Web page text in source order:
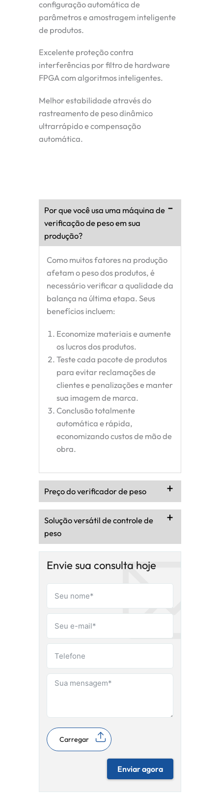
configuração automática de
parâmetros e amostragem inteligente
de produtos.
Excelente proteção contra
interferências por filtro de hardware
FPGA com algoritmos inteligentes.
Melhor estabilidade através do
rastreamento de peso dinâmico
ultrarrápido e compensação
automática.
Por que você usa uma máquina de
verificação de peso em sua
produção?
Como muitos fatores na produção
afetam o peso dos produtos, é
necessário verificar a qualidade da
balança na última etapa. Seus
benefícios incluem:
Economize materiais e aumente
os lucros dos produtos.
Teste cada pacote de produtos
para evitar reclamações de
clientes e penalizações e manter
sua imagem de marca.
Conclusão totalmente
automática e rápida,
economizando custos de mão de
obra.
Preço do verificador de peso
Solução versátil de controle de
peso
Envie sua consulta hoje
Carregar
Enviar agora